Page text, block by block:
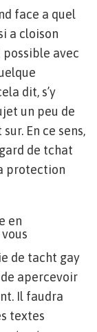
face a quel
a cloison
possible avec
dit, s’y
un peu de
En ce sens,
de tchat
protection
en
de tacht gay
apercevoir
Il faudra
textes